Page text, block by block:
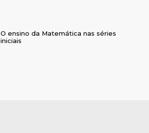
O ensino da Matemática nas séries
iniciais